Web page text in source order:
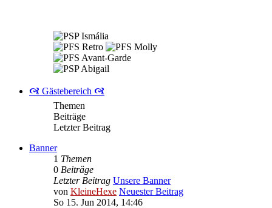
🙧 Gästebereich 🙧
Themen
Beiträge
Letzter Beitrag
Banner
1 Themen
0 Beiträge
Letzter Beitrag Unsere Banner
von KleineHexe Neuester Beitrag
So 15. Jun 2014, 14:46